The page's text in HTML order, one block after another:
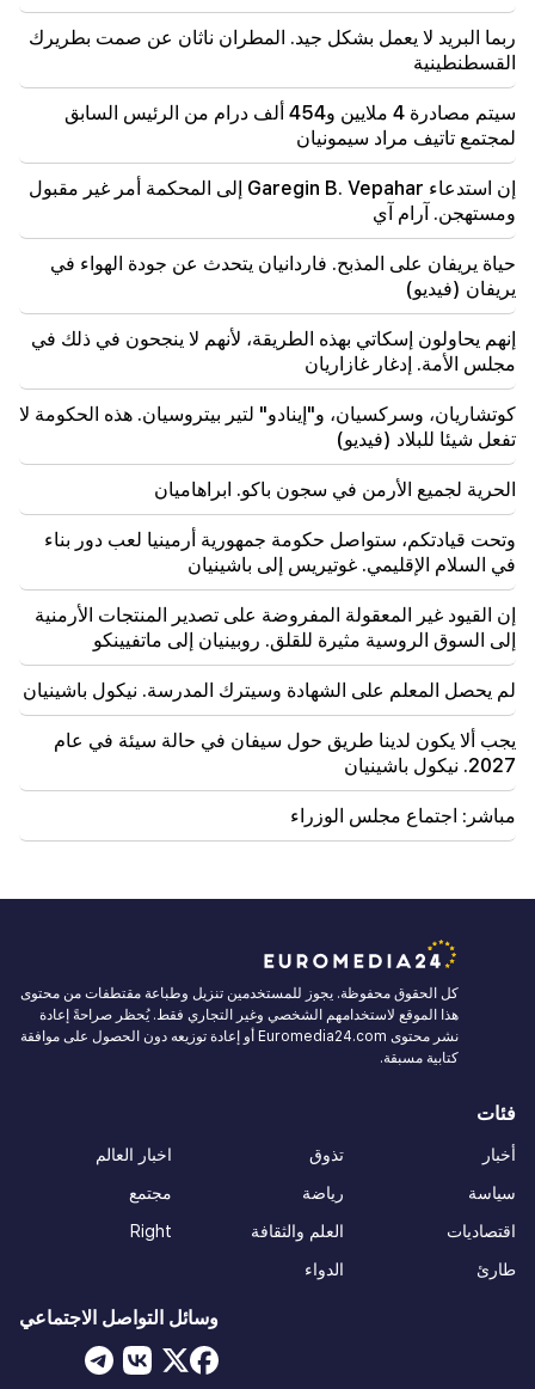
19:06
مطلوب كجزء من الإجراءات الجنائية
18:44
اتفاقية "تريب" والممر الأوسط
18:34
وأنا على استعداد للعمل من أجل تطوير العلاقات الثنائية.
وزير الخارجية الصيني ميرزويان
18:00
يجب أن أثبت أنني جدير في الملعب. مخيتاريان يتحدث عن
مستقبله في الإنتر.
ربما البريد لا يعمل بشكل جيد. المطران ناثان عن صمت بطريرك
القسطنطينية
سيتم مصادرة 4 ملايين و454 ألف درام من الرئيس السابق
لمجتمع تاتيف مراد سيمونيان
إن استدعاء Garegin B. Vepahar إلى المحكمة أمر غير مقبول
ومستهجن. آرام آي
حياة يريفان على المذبح. فاردانيان يتحدث عن جودة الهواء في
يريفان (فيديو)
إنهم يحاولون إسكاتي بهذه الطريقة، لأنهم لا ينجحون في ذلك في
مجلس الأمة. إدغار غازاريان
كوتشاريان، وسركسيان، و"إينادو" لتير بيتروسيان. هذه الحكومة لا
تفعل شيئا للبلاد (فيديو)
الحرية لجميع الأرمن في سجون باكو. ابراهاميان
وتحت قيادتكم، ستواصل حكومة جمهورية أرمينيا لعب دور بناء
في السلام الإقليمي. غوتيريس إلى باشينيان
إن القيود غير المعقولة المفروضة على تصدير المنتجات الأرمنية
إلى السوق الروسية مثيرة للقلق. روبينيان إلى ماتفيينكو
لم يحصل المعلم على الشهادة وسيترك المدرسة. نيكول باشينيان
يجب ألا يكون لدينا طريق حول سيفان في حالة سيئة في عام
2027. نيكول باشينيان
مباشر: اجتماع مجلس الوزراء
كل الحقوق محفوظة. يجوز للمستخدمين تنزيل وطباعة مقتطفات من محتوى
هذا الموقع لاستخدامهم الشخصي وغير التجاري فقط. يُحظر صراحةً إعادة
نشر محتوى Euromedia24.com أو إعادة توزيعه دون الحصول على موافقة
كتابية مسبقة.
فئات
أخبار
سياسة
اقتصاديات
طارئ
تذوق
رياضة
العلم والثقافة
الدواء
اخبار العالم
مجتمع
Right
وسائل التواصل الاجتماعي